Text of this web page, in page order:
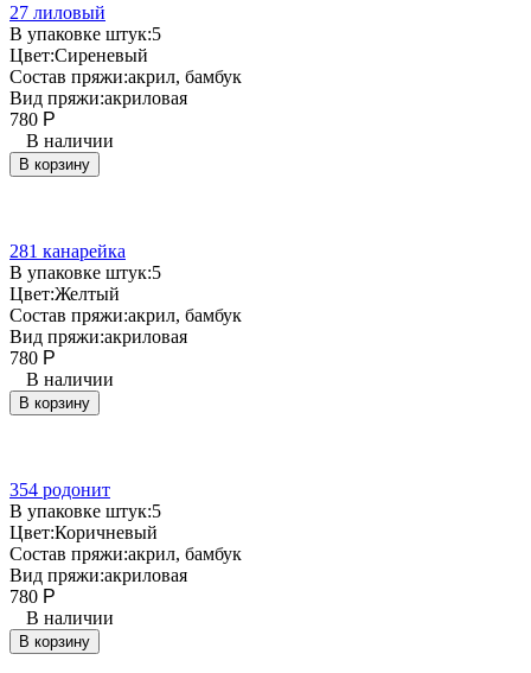
27 лиловый
В упаковке штук:5
Цвет:Сиреневый
Состав пряжи:акрил, бамбук
Вид пряжи:акриловая
780 Р
В наличии
В корзину
281 канарейка
В упаковке штук:5
Цвет:Желтый
Состав пряжи:акрил, бамбук
Вид пряжи:акриловая
780 Р
В наличии
В корзину
354 родонит
В упаковке штук:5
Цвет:Коричневый
Состав пряжи:акрил, бамбук
Вид пряжи:акриловая
780 Р
В наличии
В корзину